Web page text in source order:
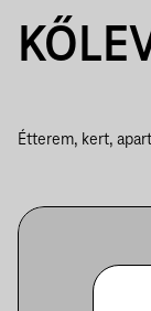
Étterem, kert,